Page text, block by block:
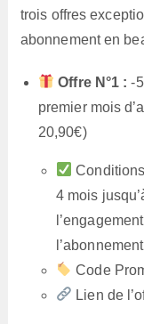
trois offres
abonnement en
Offre N°1 : -
premier mois
20,90€)
4 mois
Code
Lien de